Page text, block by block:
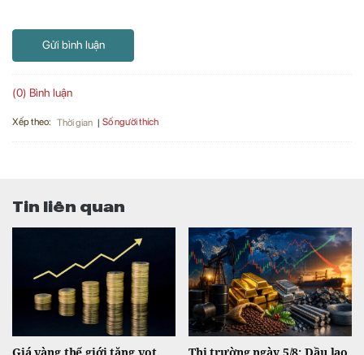
Gửi bình luận
(0) Bình luận
Xếp theo: Thời gian Số người thích
Tin liên quan
Giá vàng thế giới tăng vọt
Thị trường ngày 5/8: Dầu lao